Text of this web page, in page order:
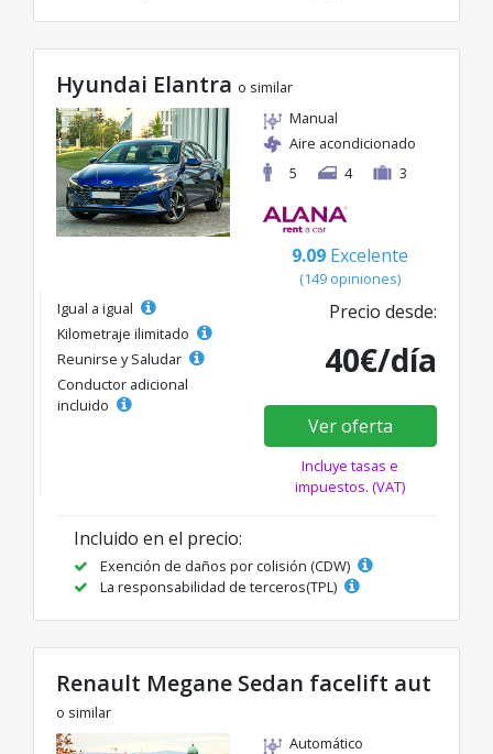
Hyundai Elantra o similar
Manual
Aire acondicionado
5
4 3
9.09 Excelente
(149 opiniones)
Igual a igual
Kilometraje ilimitado
Reunirse y Saludar
Conductor adicional
incluido
Precio desde:
40€/día
Ver oferta
Incluye tasas e
impuestos. (VAT)
Incluido en el precio:
Exención de daños por colisión (CDW)
La responsabilidad de terceros(TPL)
Renault Megane Sedan facelift aut
o similar
Automático